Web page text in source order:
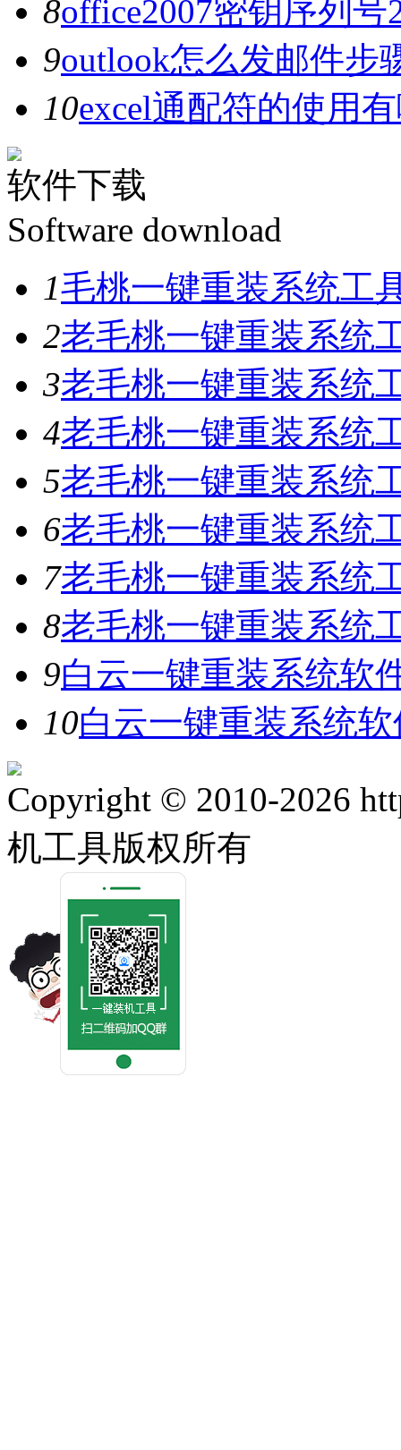
8office2007密钥序列号
9outlook怎么发邮件步
10excel通配符的使用
软件下载
Software download
1毛桃一键重装系统工
2老毛桃一键重装系统
3老毛桃一键重装系统
4老毛桃一键重装系统
5老毛桃一键重装系统
6老毛桃一键重装系统
7老毛桃一键重装系统
8老毛桃一键重装系统
9白云一键重装系统软
10白云一键重装系统
Copyright © 2010-2026
机工具版权所有